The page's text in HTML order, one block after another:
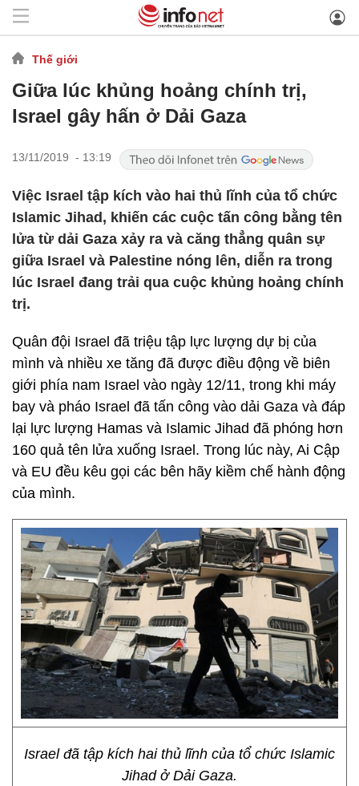
Thế giới
Giữa lúc khủng hoảng chính trị,
Israel gây hấn ở Dải Gaza
13/11/2019 - 13:19
Việc Israel tập kích vào hai thủ lĩnh của tổ chức
Islamic Jihad, khiến các cuộc tấn công bằng tên
lửa từ dải Gaza xảy ra và căng thẳng quân sự
giữa Israel và Palestine nóng lên, diễn ra trong
lúc Israel đang trải qua cuộc khủng hoảng chính
trị.
Quân đội Israel đã triệu tập lực lượng dự bị của
mình và nhiều xe tăng đã được điều động về biên
giới phía nam Israel vào ngày 12/11, trong khi máy
bay và pháo Israel đã tấn công vào dải Gaza và đáp
lại lực lượng Hamas và Islamic Jihad đã phóng hơn
160 quả tên lửa xuống Israel. Trong lúc này, Ai Cập
và EU đều kêu gọi các bên hãy kiềm chế hành động
của mình.
Israel đã tập kích hai thủ lĩnh của tổ chức Islamic
Jihad ở Dải Gaza.